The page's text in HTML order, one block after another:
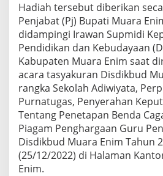
Hadiah tersebut diberikan
Penjabat (Pj) Bupati Muara
didampingi Irawan Supmidi
Pendidikan dan Kebudayaan
Kabupaten Muara Enim saat
acara tasyakuran Disdikbud
rangka Sekolah Adiwiyata,
Purnatugas, Penyerahan
Tentang Penetapan Benda
Piagam Penghargaan Guru
Disdikbud Muara Enim Tahun
(25/12/2022) di Halaman
Enim.